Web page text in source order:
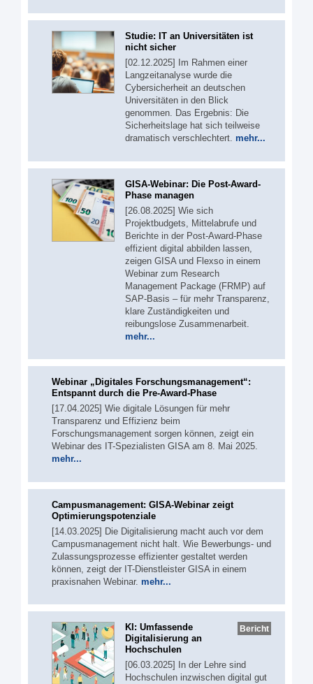
Studie: IT an Universitäten ist
nicht sicher
[02.12.2025] Im Rahmen einer
Langzeitanalyse wurde die
Cybersicherheit an deutschen
Universitäten in den Blick
genommen. Das Ergebnis: Die
Sicherheitslage hat sich teilweise
dramatisch verschlechtert. mehr...
GISA-Webinar: Die Post-Award-
Phase managen
[26.08.2025] Wie sich
Projektbudgets, Mittelabrufe und
Berichte in der Post-Award-Phase
effizient digital abbilden lassen,
zeigen GISA und Flexso in einem
Webinar zum Research
Management Package (FRMP) auf
SAP-Basis – für mehr Transparenz,
klare Zuständigkeiten und
reibungslose Zusammenarbeit.
mehr...
Webinar „Digitales Forschungs­management“:
Entspannt durch die Pre-Award-Phase
[17.04.2025] Wie digitale Lösungen für mehr
Transparenz und Effizienz beim
Forschungsmanagement sorgen können, zeigt ein
Webinar des IT-Spezialisten GISA am 8. Mai 2025.
mehr...
Campusmanagement: GISA-Webinar zeigt
Optimierungspotenziale
[14.03.2025] Die Digitalisierung macht auch vor dem
Campusmanagement nicht halt. Wie Bewerbungs- und
Zulassungsprozesse effizienter gestaltet werden
können, zeigt der IT-Dienstleister GISA in einem
praxisnahen Webinar. mehr...
Bericht
KI: Umfassende
Digitalisierung an
Hochschulen
[06.03.2025] In der Lehre sind
Hochschulen inzwischen digital gut